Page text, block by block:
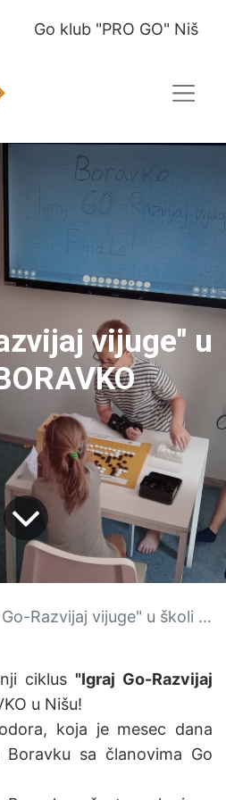
Go klub "PRO GO" Niš
vijuge" u
Razvijaj vijuge" u školi BORAVKO
ciklus "Igraj Go-Razvijaj
u Nišu!
koja je mesec dana
sa članovima Go